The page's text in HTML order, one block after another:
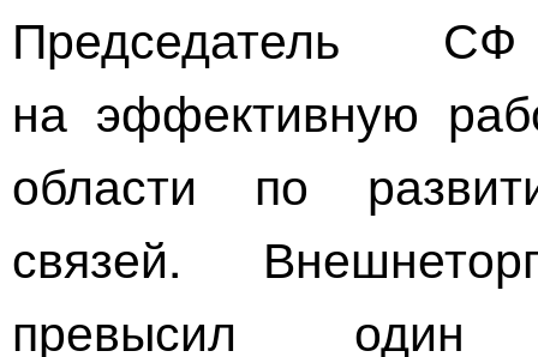
Председатель
на эффективную
области по
связей.
превысил один